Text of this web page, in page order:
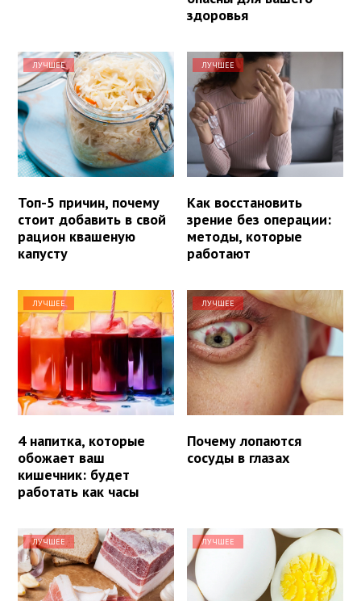
здоровья
ЛУЧШЕЕ
Топ-5 причин, почему
стоит добавить в свой
рацион квашеную
капусту
ЛУЧШЕЕ
Как восстановить
зрение без операции:
методы, которые
работают
ЛУЧШЕЕ
4 напитка, которые
обожает ваш
кишечник: будет
работать как часы
ЛУЧШЕЕ
Почему лопаются
сосуды в глазах
ЛУЧШЕЕ ЛУЧШЕЕ